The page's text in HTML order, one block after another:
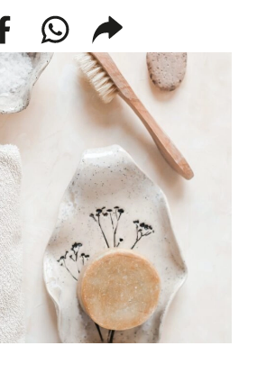
whatsappcompartir
enlace